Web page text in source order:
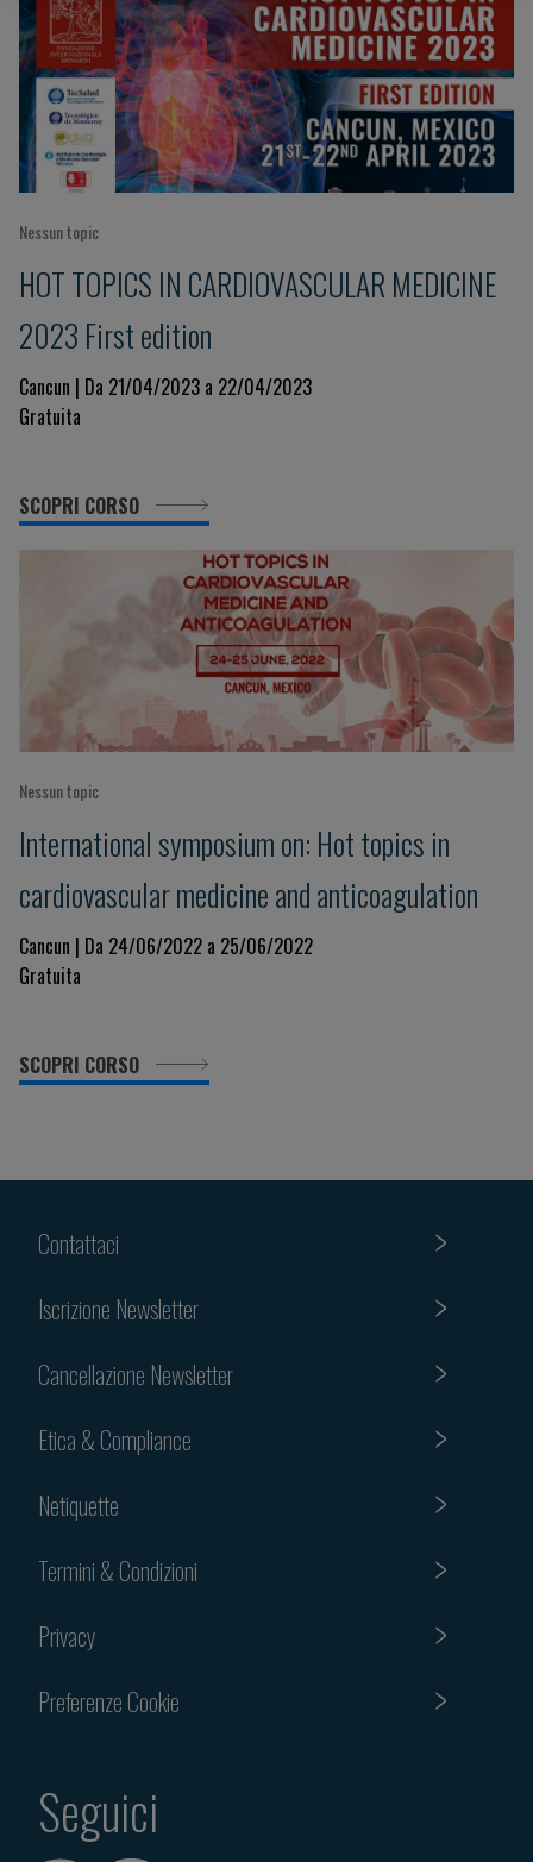
Nessun topic
HOT TOPICS IN CARDIOVASCULAR MEDICINE
2023 First edition
Cancun | Da 21/04/2023 a 22/04/2023
Gratuita
SCOPRI CORSO
Nessun topic
International symposium on: Hot topics in
cardiovascular medicine and anticoagulation
Cancun | Da 24/06/2022 a 25/06/2022
Gratuita
SCOPRI CORSO
Contattaci
Iscrizione Newsletter
Cancellazione Newsletter
Etica & Compliance
Netiquette
Termini & Condizioni
Privacy
Preferenze Cookie
Seguici